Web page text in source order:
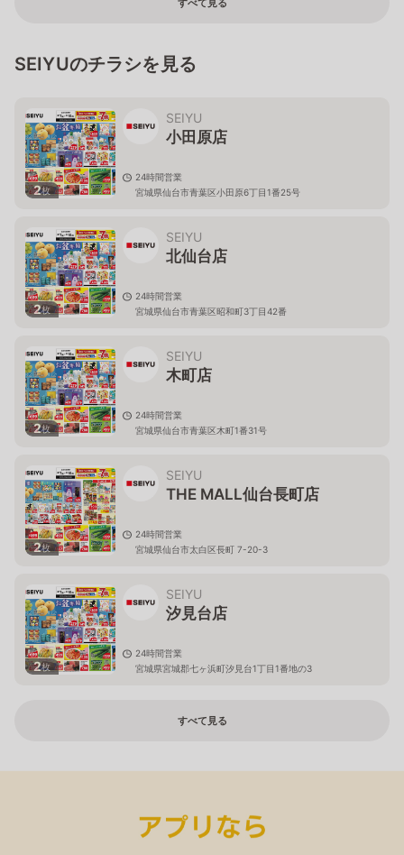
すべて見る
SEIYUのチラシを見る
2枚
SEIYU
小田原店
24時間営業
宮城県仙台市青葉区小田原6丁目1番25号
2枚
SEIYU
北仙台店
24時間営業
宮城県仙台市青葉区昭和町3丁目42番
2枚
SEIYU
木町店
24時間営業
宮城県仙台市青葉区木町1番31号
2枚
SEIYU
THE MALL仙台長町店
24時間営業
宮城県仙台市太白区長町 7-20-3
2枚
SEIYU
汐見台店
24時間営業
宮城県宮城郡七ヶ浜町汐見台1丁目1番地の3
すべて見る